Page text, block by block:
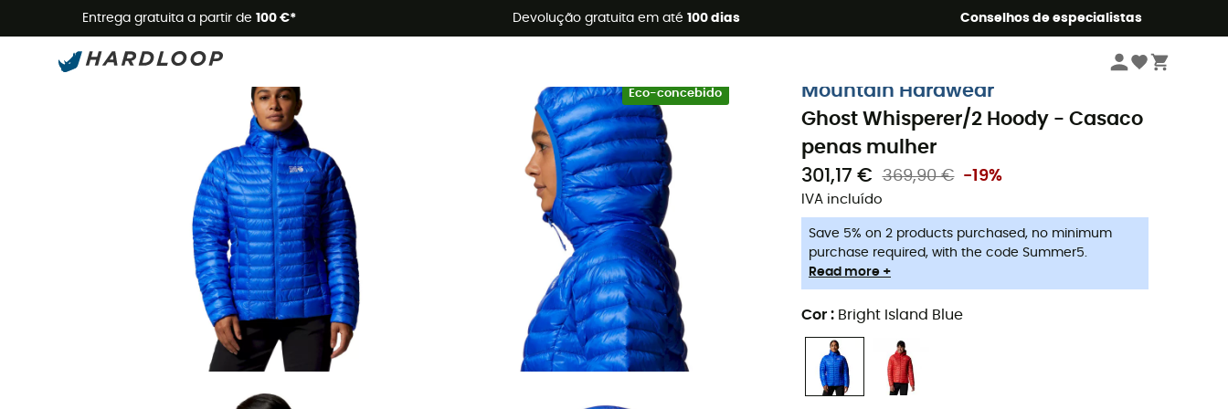
Entrega gratuita a partir de 100 €* Devolução gratuita em até 100 dias Conselhos de especialistas
Promoções de verão 🔥 -5% EXTRA a partir de 2 produtos* com o código Summer5
Eco-concebido
Mountain Hardwear
Ghost Whisperer/2 Hoody - Casaco
penas mulher
301,17 €
369,90 € -19%
IVA incluído
Save 5% on 2 products purchased, no minimum
purchase required, with the code Summer5.
Read more +
Cor : Bright Island Blue